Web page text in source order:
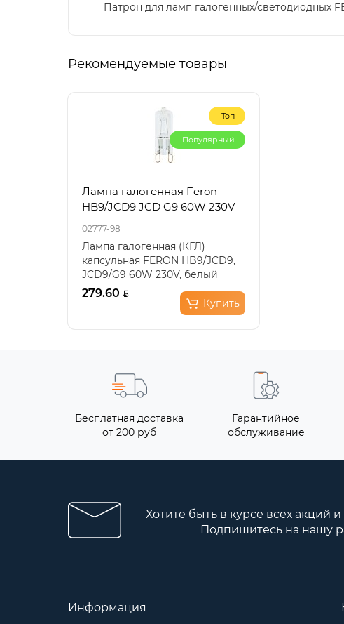
Патрон для ламп галогенных/светодиодных
Рекомендуемые товары
Топ
Популярный
Лампа галогенная Feron
HB9/JCD9 JCD G9 60W 230V
02777-98
Лампа галогенная (КГЛ)
капсульная FERON HB9/JCD9,
JCD9/G9 60W 230V, белый
теплый, 42*14мм..
279.60
Купить
Бесплатная доставка
от 200 руб
Гарантийное
обслуживание
Хотите быть в курсе всех акций и
Подпишитесь на нашу
Информация